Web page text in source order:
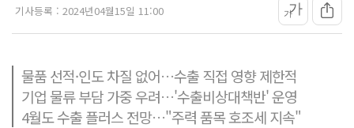
기사등록 : 2024년04월15일 11:00 가가
물품 선적·인도 차질 없어…수출 직접 영향 제한적
기업 물류 부담 가중 우려…'수출비상대책반' 운영
4월도 수출 플러스 전망…"주력 품목 호조세 지속"